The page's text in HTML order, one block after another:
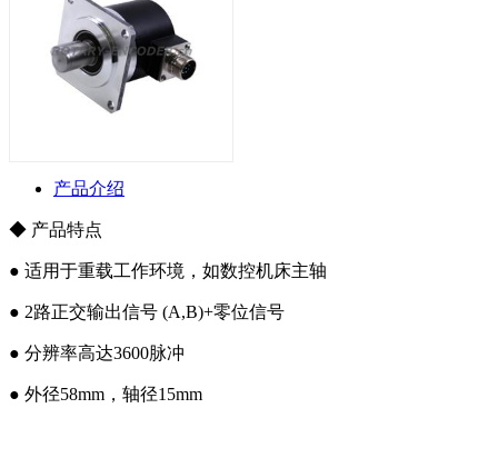
产品介绍
◆ 产品特点
● 适用于重载工作环境，如数控机床主轴
● 2路正交输出信号 (A,B)+零位信号
● 分辨率高达3600脉冲
● 外径58mm，轴径15mm